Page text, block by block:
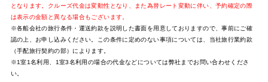
となります。クルーズ代金は変動性となり、また為替レート変動に伴い、予約確定の際
は表示の金額と異なる場合もございます。
※各船会社の旅行条件・運送約款を説明した書面を用意しておりますので、事前にご確
認の上、お申し込みください。この条件に定めのない事項については、当社旅行業約款
（手配旅行契約の部）によります。
※1室1名利用、1室3名利用の場合の代金などについては弊社までお問い合わせくださ
い。